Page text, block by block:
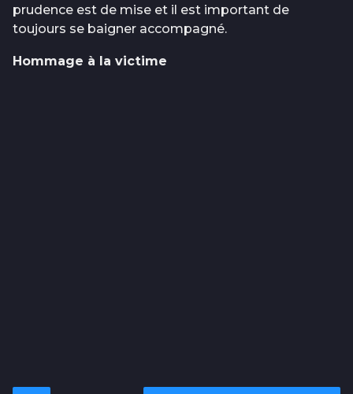
prudence est de mise et il est important de
toujours se baigner accompagné.
Hommage à la victime